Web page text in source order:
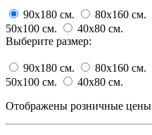
90x180 cм. 80x160 cм.
50x100 cм. 40x80 cм.
Выберите размер:
90x180 cм. 80x160 cм.
50x100 cм. 40x80 cм.
Отображены розничные цены